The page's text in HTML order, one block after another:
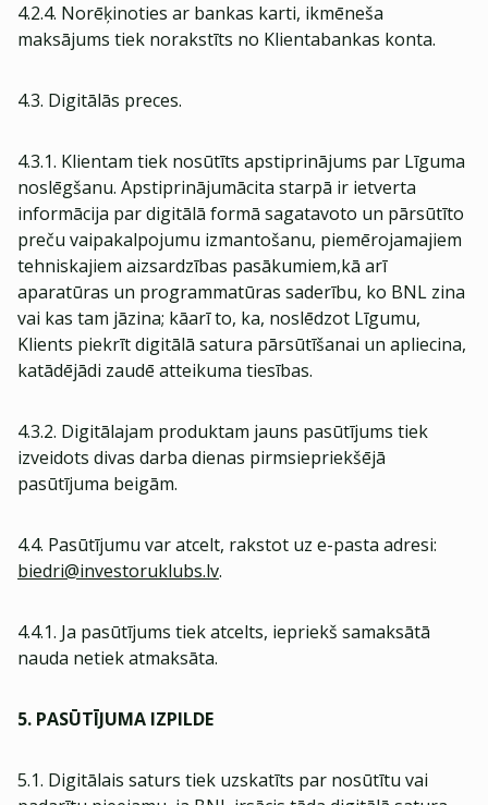
4.2.4. Norēķinoties ar bankas karti, ikmēneša
maksājums tiek norakstīts no Klientabankas konta.
4.3. Digitālās preces.
4.3.1. Klientam tiek nosūtīts apstiprinājums par Līguma
noslēgšanu. Apstiprinājumācita starpā ir ietverta
informācija par digitālā formā sagatavoto un pārsūtīto
preču vaipakalpojumu izmantošanu, piemērojamajiem
tehniskajiem aizsardzības pasākumiem,kā arī
aparatūras un programmatūras saderību, ko BNL zina
vai kas tam jāzina; kāarī to, ka, noslēdzot Līgumu,
Klients piekrīt digitālā satura pārsūtīšanai un apliecina,
katādējādi zaudē atteikuma tiesības.
4.3.2. Digitālajam produktam jauns pasūtījums tiek
izveidots divas darba dienas pirmsiepriekšējā
pasūtījuma beigām.
4.4. Pasūtījumu var atcelt, rakstot uz e-pasta adresi:
biedri@investoruklubs.lv.
4.4.1. Ja pasūtījums tiek atcelts, iepriekš samaksātā
nauda netiek atmaksāta.
5. PASŪTĪJUMA IZPILDE
5.1. Digitālais saturs tiek uzskatīts par nosūtītu vai